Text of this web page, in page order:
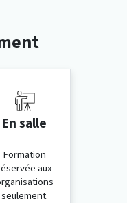
En salle
Formation
aux
seulement.